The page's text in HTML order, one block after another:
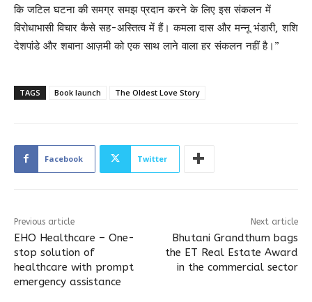
कि जटिल घटना की समग्र समझ प्रदान करने के लिए इस संकलन में
विरोधाभासी विचार कैसे सह-अस्तित्व में हैं। कमला दास और मन्नू भंडारी, शशि
देशपांडे और शबाना आज़मी को एक साथ लाने वाला हर संकलन नहीं है।”
TAGS Book launch The Oldest Love Story
Facebook Twitter
Previous article
EHO Healthcare – One-
stop solution of
healthcare with prompt
emergency assistance
Next article
Bhutani Grandthum bags
the ET Real Estate Award
in the commercial sector